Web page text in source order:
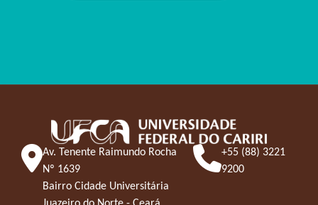
Av. Tenente Raimundo Rocha
Nº 1639
Bairro Cidade Universitária
+55 (88) 3221
9200